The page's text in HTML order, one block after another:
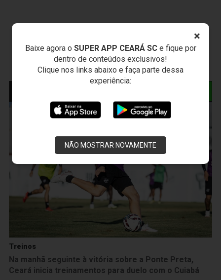
×
Baixe agora o SUPER APP CEARÁ SCe fique por
dentro de conteúdos exclusivos!
Clique nos links abaixo e faça parte dessa
experiência:
NÃO MOSTRAR NOVAMENTE
Treinos
Na manhã seguinte à vitória sobre a Ponte Preta,
Ceará inicia treinamentos para duelo com o Cuiabá